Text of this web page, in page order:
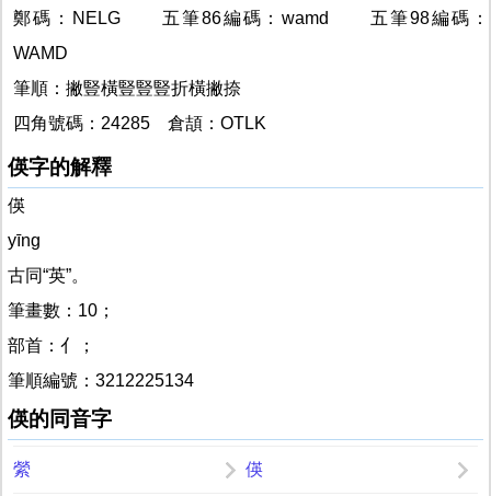
鄭碼：NELG偀的 五筆86編碼：wamd
五筆98編碼：
WAMD
筆順：撇豎橫豎豎豎折橫撇捺
四角號碼：24285
倉頡：OTLK
偀字的解釋
偀
yīng
古同“英”。
筆畫數：10；
部首：亻；
筆順編號：3212225134
偀的同音字
縈 偀